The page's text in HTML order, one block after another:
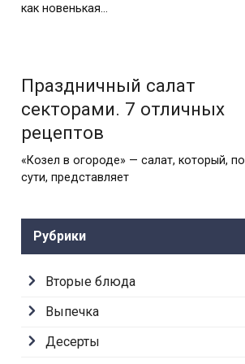
как новенькая…
Праздничный салат
секторами. 7 отличных
рецептов
«Козел в огороде» — салат, который, по
сути, представляет
Рубрики
Вторые блюда
Выпечка
Десерты